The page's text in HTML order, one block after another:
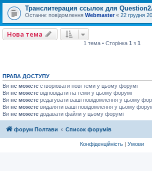
Транслитерация ссылок для
Останнє повідомлення Webmaster« 22 грудня
Нова тема
1 тема • Сторінка 1 з 1
ПРАВА ДОСТУПУ
Ви не можете створювати нові теми у цьому форумі
Ви не можете відповідати на теми у цьому форумі
Ви не можете редагувати ваші повідомлення у цьому
Ви не можете видаляти ваші повідомлення у цьому
Ви не можете додавати файли у цьому форумі
форум Полтави Список форумів
Конфіденційність | Умови